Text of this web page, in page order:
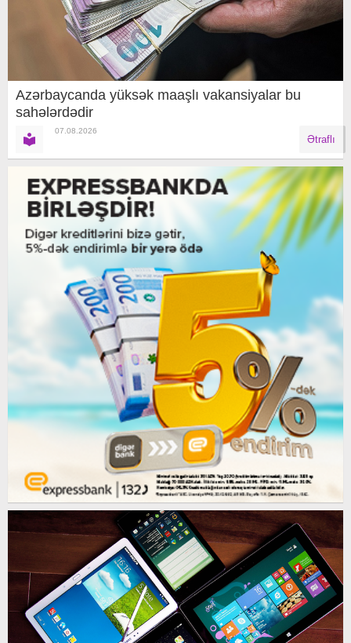
Azərbaycanda yüksək maaşlı vakansiyalar bu
sahələrdədir
07.08.2026
Ətraflı